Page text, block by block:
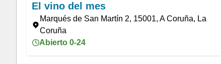
El vino del mes
Marqués de San Martín 2, 15001, A Coruña, La
Coruña
Abierto 0-24